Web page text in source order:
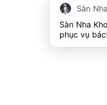
Sàn
Sàn Nha
phục vụ bác!